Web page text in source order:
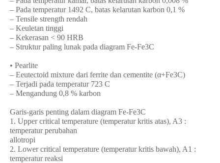
– Pada temperatur 1492 C, batas kelarutan karbon 0,1 %
– Tensile strength rendah
– Keuletan tinggi
– Kekerasan < 90 HRB
– Struktur paling lunak pada diagram Fe-Fe3C
• Pearlite
– Eeutectoid mixture dari ferrite dan cementite (α+Fe3C)
– Terjadi pada temperatur 723 C
– Mengandung 0,8 % karbon
Garis-garis penting dalam diagram Fe-Fe3C
1. Upper critical temperature (temperatur kritis atas), A3 :
temperatur perubahan
allotropi
2. Lower critical temperature (temperatur kritis bawah), A1 :
temperatur reaksi